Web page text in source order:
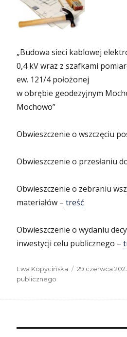
„Budowa sieci kablowej
0,4 kV wraz z szafkami
ew. 121/4 położonej
w obrębie geodezyjnym
Mochowo”
Obwieszczenie o wszczęciu
Obwieszczenie o przesłaniu
Obwieszczenie o zebraniu
materiałów –treść
Obwieszczenie o wydaniu
inwestycji celu publicznego –
Autor
Ewa Kopycińska
Data
29 czerwca
publicznego